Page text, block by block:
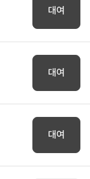
대여
대여
대여